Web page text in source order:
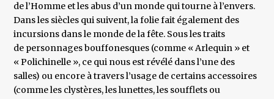
de l’Homme et les abus d’un monde qui tourne à l’envers.
Dans les siècles qui suivent, la folie fait également des
incursions dans le monde de la fête. Sous les traits
de personnages bouffonesques (comme « Arlequin » et
« Polichinelle », ce qui nous est révélé dans l’une des
salles) ou encore à travers l’usage de certains accessoires
(comme les clystères, les lunettes, les soufflets ou